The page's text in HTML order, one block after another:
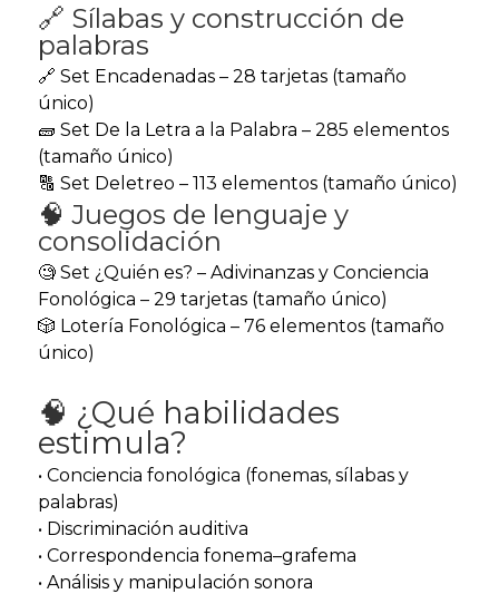
🔗 Sílabas y construcción de
palabras
🔗 Set Encadenadas – 28 tarjetas (tamaño
único)
🧱 Set De la Letra a la Palabra – 285 elementos
(tamaño único)
🔠 Set Deletreo – 113 elementos (tamaño único)
🧠 Juegos de lenguaje y
consolidación
🧐 Set ¿Quién es? – Adivinanzas y Conciencia
Fonológica – 29 tarjetas (tamaño único)
🎲 Lotería Fonológica – 76 elementos (tamaño
único)
🧠 ¿Qué habilidades
estimula?
• Conciencia fonológica (fonemas, sílabas y
palabras)
• Discriminación auditiva
• Correspondencia fonema–grafema
• Análisis y manipulación sonora